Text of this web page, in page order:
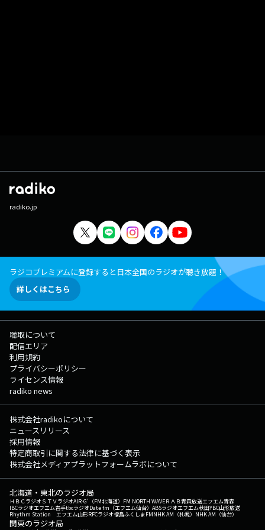
radiko.jp
ラジコプレミアムに登録すると日本全国のラジオが聴き放題！
詳しくはこちら
聴取について
配信エリア
利用規約
プライバシーポリシー
ライセンス情報
radiko news
株式会社radikoについて
ニュースリリース
採用情報
特定商取引に関する法律に基づく表示
株式会社メディアプラットフォームラボについて
北海道・東北のラジオ局
ＨＢＣラジオＳＴＶラジオAIR-G'（FM北海道） FM NORTH WAVEＲＡＢ青森放送エフエム青森
IBCラジオエフエム岩手tbcラジオDate fm（エフエム仙台） ABSラジオエフエム秋田YBC山形放送
Rhythm Station エフエム山形RFCラジオ福島ふくしまFMNHK AM（札幌） NHK AM（仙台）
関東のラジオ局